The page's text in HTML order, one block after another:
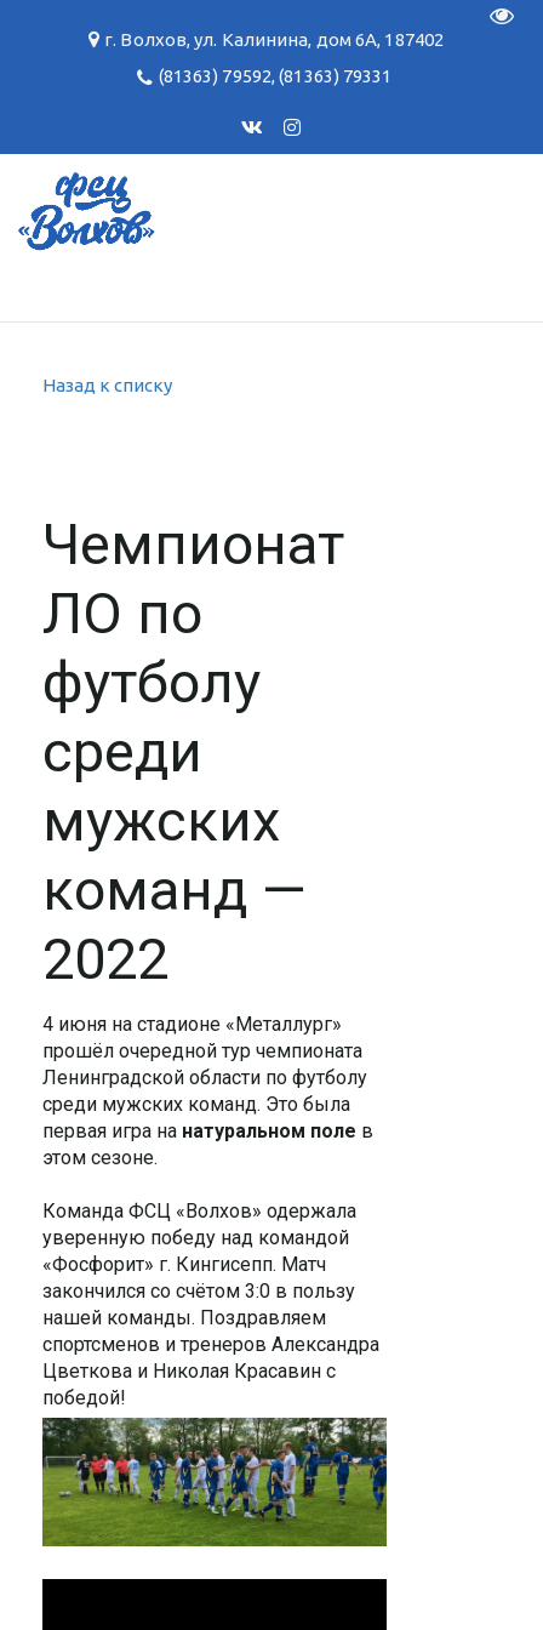
г. Волхов,ул. Калинина, дом 6А, 187402
(81363) 79592,(81363) 79331
Назад к списку
Чемпионат
ЛО по
футболу
среди
мужских
команд —
2022
4 июня на стадионе «Металлург»
прошёл очередной тур чемпионата
Ленинградской области по футболу
среди мужских команд. Это была
первая игра на натуральном поле в
этом сезоне.
Команда ФСЦ «Волхов» одержала
уверенную победу над командой
«Фосфорит» г. Кингисепп. Матч
закончился со счётом 3:0 в пользу
нашей команды. Поздравляем
спортсменов и тренеров Александра
Цветкова и Николая Красавин с
победой!